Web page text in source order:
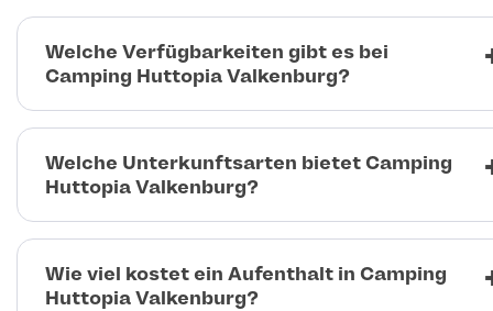
Welche Verfügbarkeiten gibt es bei
Camping Huttopia Valkenburg?
Welche Unterkunftsarten bietet Camping
Huttopia Valkenburg?
Wie viel kostet ein Aufenthalt in Camping
Huttopia Valkenburg?